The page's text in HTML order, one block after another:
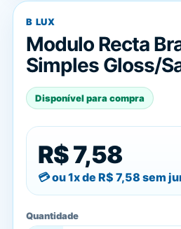
B LUX
Modulo Recta
Simples Gloss/
Disponível para compra
R$ 7,58
ou 1x de R$ 7,58 sem
Quantidade